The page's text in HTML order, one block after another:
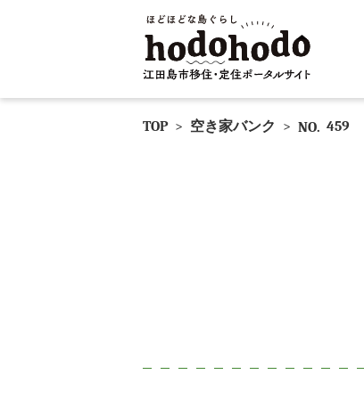
TOP> 空き家バンク > 459